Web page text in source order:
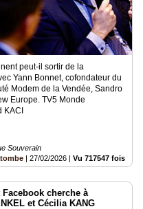
peut-il sortir de la
Yann Bonnet, cofondateur du
Modem de la Vendée, Sandro
Europe. TV5 Monde
Souverain
| 27/02/2026 | Vu 717547 fois
Facebook cherche à
et Cécilia KANG